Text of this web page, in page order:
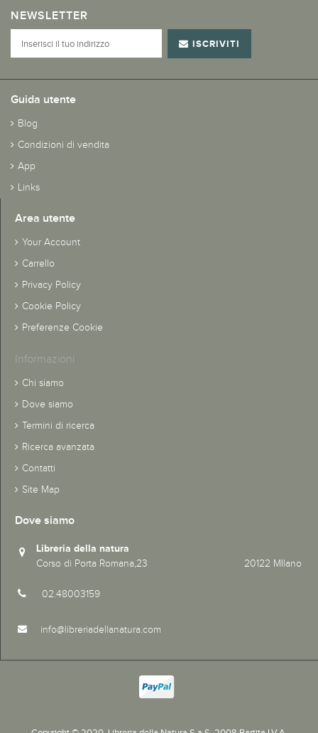
NEWSLETTER
ISCRIVITI
Guida utente
Blog
Condizioni di vendita
App
Links
Area utente
Your Account
Carrello
Privacy Policy
Cookie Policy
Preferenze Cookie
Informazioni
Chi siamo
Dove siamo
Termini di ricerca
Ricerca avanzata
Contatti
Site Map
Dove siamo
Libreria della natura
Corso di Porta Romana,23 20122 MIlano
02.48003159
info@libreriadellanatura.com